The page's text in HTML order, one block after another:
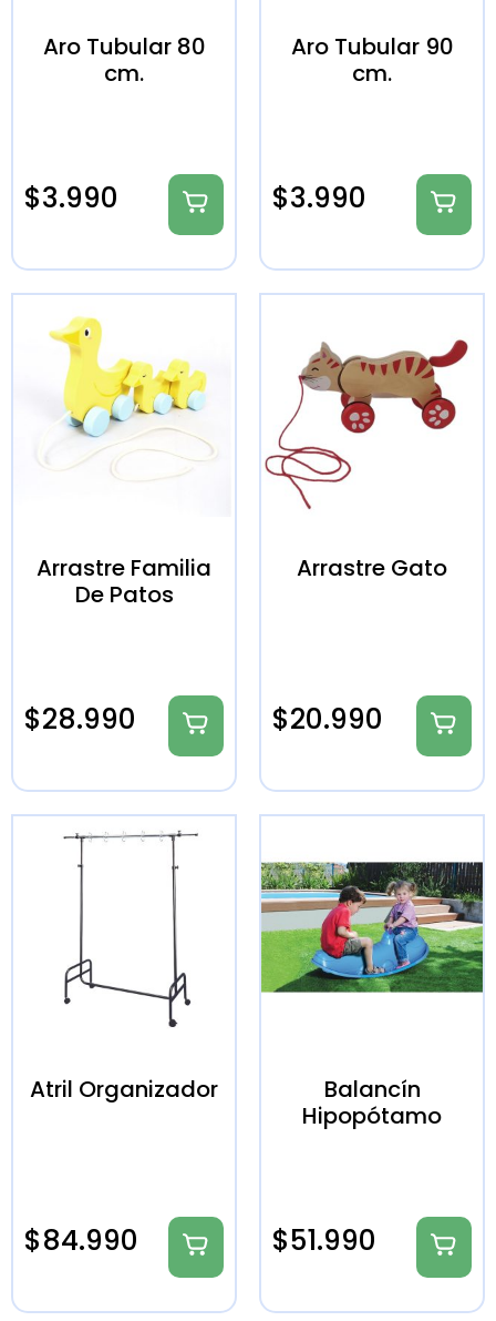
Aro Tubular 80
cm.
$3.990
Aro Tubular 90
cm.
$3.990
Arrastre Familia
De Patos
$28.990
Arrastre Gato
$20.990
Atril Organizador
$84.990
Balancín
Hipopótamo
$51.990